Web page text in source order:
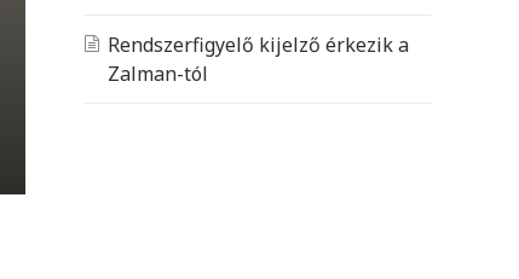
Rendszerfigyelő kijelző érkezik a
Zalman-tól